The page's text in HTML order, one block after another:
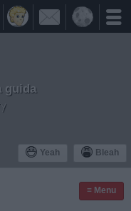

Yeah Bleah
guida
≡ Menu